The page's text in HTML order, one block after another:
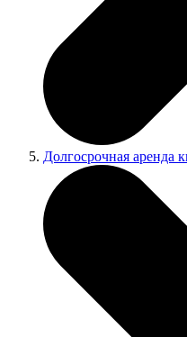
Долгосрочная аренда